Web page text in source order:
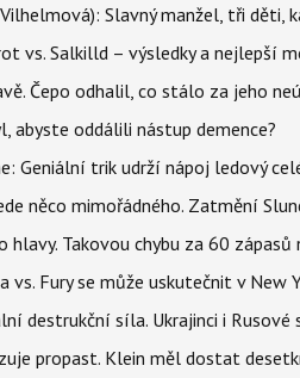
Slavný manžel, tři děti,
vs. Salkilld – výsledky a nejlepší
Čepo odhalil, co stálo za jeho
abyste oddálili nástup demence?
Geniální trik udrží nápoj ledový
něco mimořádného. Zatmění
hlavy. Takovou chybu za 60 zápasů
vs. Fury se může uskutečnit v New
destrukční síla. Ukrajinci i
propast. Klein měl dostat